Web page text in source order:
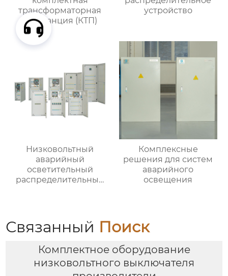
трансформаторная
подстанция (КТП)
устройство
Низковольтный
аварийный
осветительный
распределительный
Комплексные
решения для систем
аварийного
освещения
Связанный Поиск
Комплектное оборудование
низковольтного выключателя